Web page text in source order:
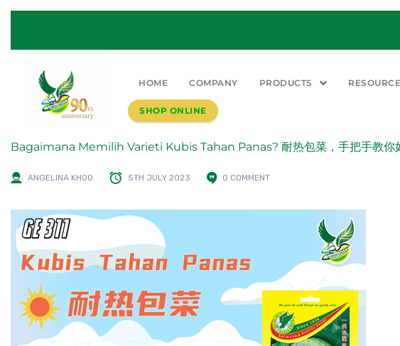
HOME COMPANY PRODUCTS
SHOP ONLINE
Bagaimana Memilih Varieti Kubis Tahan Panas? 耐热包菜，手把手教你
ANGELINA KHOO 5TH JULY 2023 0 COMMENT